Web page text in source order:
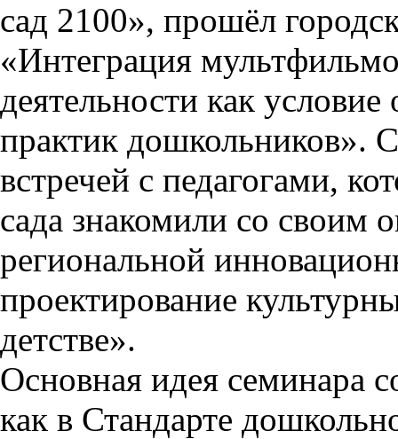
сад 2100», прошёл
«Интеграция
деятельности как
практик дошкольников».
встречей с педагогами,
сада знакомили со своим
региональной
проектирование
детстве».
Основная идея семинара
как в Стандарте